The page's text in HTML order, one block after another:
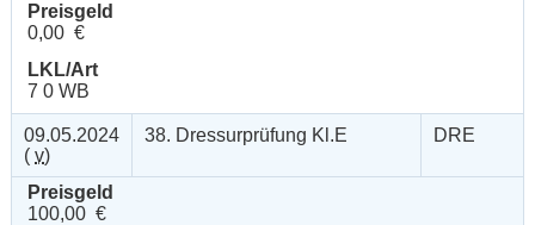
Preisgeld
0,00 €
LKL/Art
7 0 WB
09.05.2024
( v)
38. Dressurprüfung Kl.E DRE
Preisgeld
100,00 €